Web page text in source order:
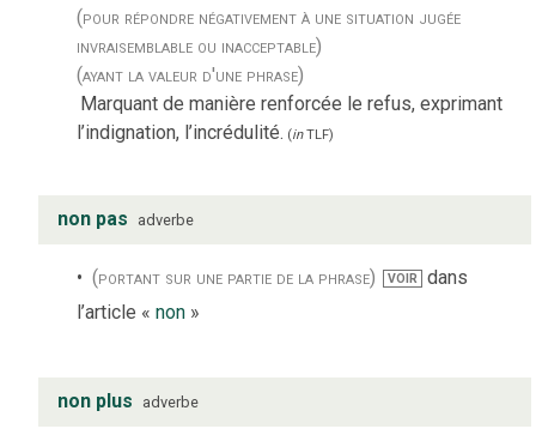
(pour répondre négativement à une situation jugée
invraisemblable ou inacceptable)
(ayant la valeur d'une phrase)
Marquant de manière renforcée le refus, exprimant
l’indignation, l’incrédulité. (inTLF)
non pas adverbe
(portant sur une partie de la phrase) VOIR dans
l’article « non »
non plus adverbe